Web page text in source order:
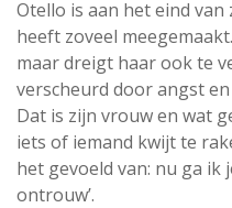
Otello is aan het eind van
heeft zoveel
maar dreigt haar ook te
verscheurd door angst
Dat is zijn vrouw en wat
iets of iemand kwijt te
het gevoeld van: nu ga ik
ontrouw’.